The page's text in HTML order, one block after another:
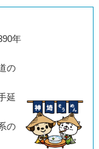
年
の
延
の